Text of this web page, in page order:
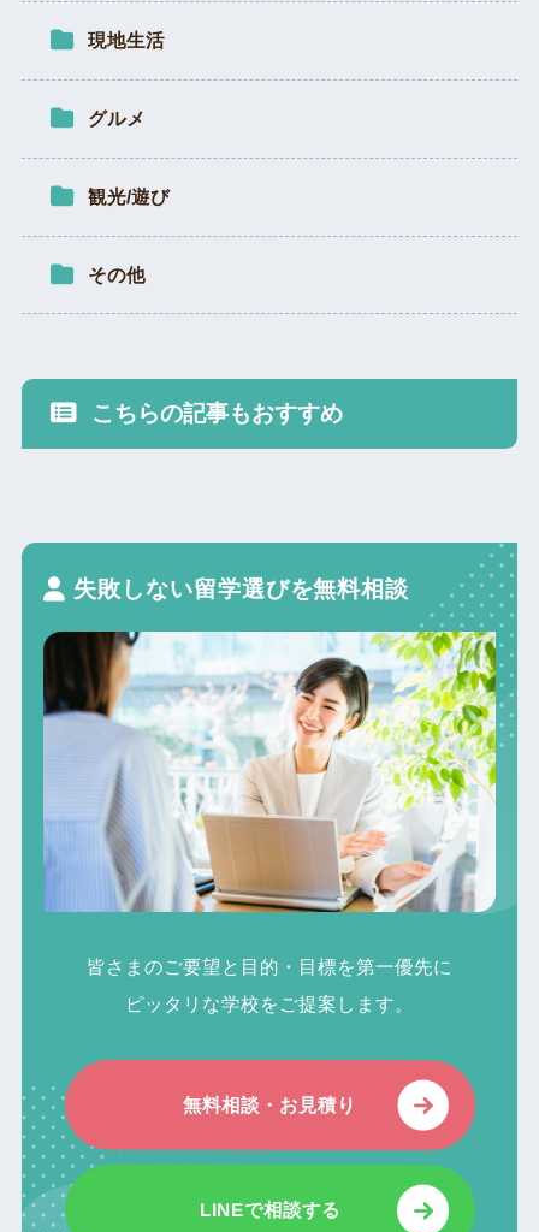
現地生活
グルメ
観光/遊び
その他
こちらの記事もおすすめ
失敗しない留学選びを無料相談
皆さまのご要望と目的・目標を第一優先に
ピッタリな学校をご提案します。
無料相談・お見積り
LINEで相談する